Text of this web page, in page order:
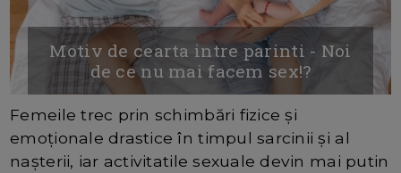
Motiv de cearta intre parinti - Noi
de ce nu mai facem sex!?
Femeile trec prin schimbări fizice și
emoționale drastice în timpul sarcinii și al
nașterii, iar activitatile sexuale devin mai putin